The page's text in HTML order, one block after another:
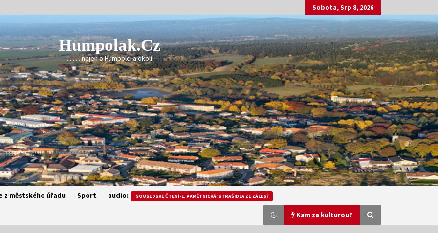
Sobota, Srp 8, 2026
Humpolak.cz
. . . . . nejen o Humpolci a okolí
z městského úřadu Sport audio: SOUSEDSKÉ ČTENÍ-L. PAMĚTNICKÁ: STRAŠIDLA ZE ZÁLESÍ
Kam za kulturou?